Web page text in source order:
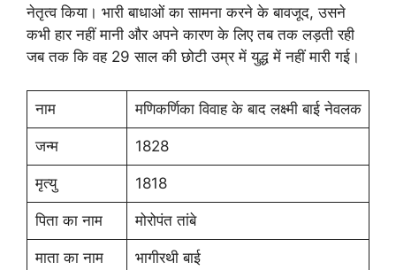
नेतृत्व किया। भारी बाधाओं का सामना करने के बावजूद, उसने
कभी हार नहीं मानी और अपने कारण के लिए तब तक लड़ती रही
जब तक कि वह 29 साल की छोटी उम्र में युद्ध में नहीं मारी गई।
नाम मणिकर्णिका विवाह के बाद लक्ष्मी बाई नेवलक
जन्म 1828
मृत्यु 1818
पिता का नाम मोरोपंत तांबे
माता का नाम भागीरथी बाई